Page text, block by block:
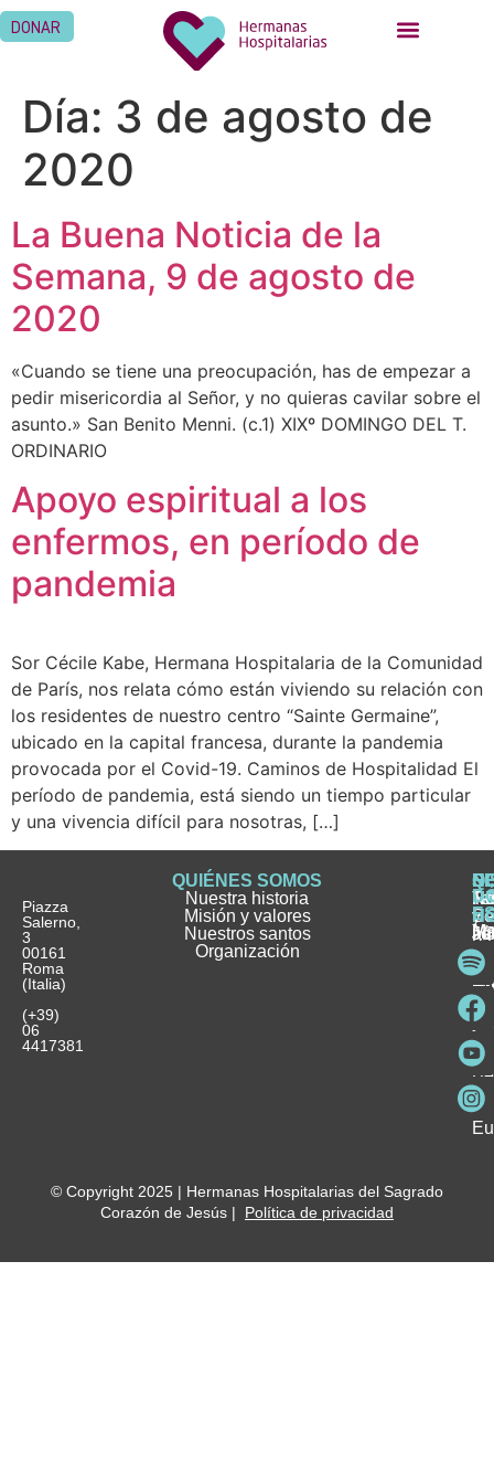
DONAR
Día: 3 de agosto de
2020
La Buena Noticia de la
Semana, 9 de agosto de
2020
«Cuando se tiene una preocupación, has de empezar a
pedir misericordia al Señor, y no quieras cavilar sobre el
asunto.» San Benito Menni. (c.1) XIXº DOMINGO DEL T.
ORDINARIO
Apoyo espiritual a los
enfermos, en período de
pandemia
Sor Cécile Kabe, Hermana Hospitalaria de la Comunidad
de París, nos relata cómo están viviendo su relación con
los residentes de nuestro centro “Sainte Germaine”,
ubicado en la capital francesa, durante la pandemia
provocada por el Covid-19. Caminos de Hospitalidad El
período de pandemia, está siendo un tiempo particular
y una vivencia difícil para nosotras, […]
Piazza
Salerno,
3
00161
Roma
(Italia)
(+39)
06
4417381
QUIÉNES SOMOS
Nuestra historia
Misión y valores
Nuestros santos
Organización
e
y
y
© Copyright 2025 | Hermanas Hospitalarias del Sagrado
Corazón de Jesús | Política de privacidad